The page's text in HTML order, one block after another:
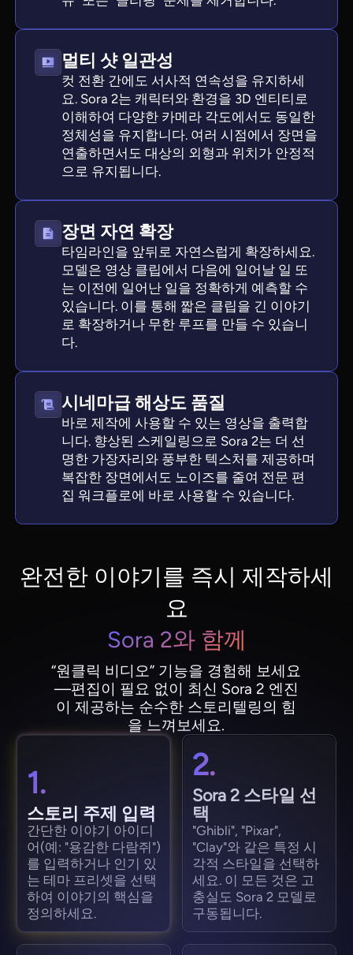
멀티 샷 일관성
컷 전환 간에도 서사적 연속성을 유지하세
요. Sora 2는 캐릭터와 환경을 3D 엔티티로
이해하여 다양한 카메라 각도에서도 동일한
정체성을 유지합니다. 여러 시점에서 장면을
연출하면서도 대상의 외형과 위치가 안정적
으로 유지됩니다.
장면 자연 확장
타임라인을 앞뒤로 자연스럽게 확장하세요.
모델은 영상 클립에서 다음에 일어날 일 또
는 이전에 일어난 일을 정확하게 예측할 수
있습니다. 이를 통해 짧은 클립을 긴 이야기
로 확장하거나 무한 루프를 만들 수 있습니
다.
시네마급 해상도 품질
바로 제작에 사용할 수 있는 영상을 출력합
니다. 향상된 스케일링으로 Sora 2는 더 선
명한 가장자리와 풍부한 텍스처를 제공하며
복잡한 장면에서도 노이즈를 줄여 전문 편
집 워크플로에 바로 사용할 수 있습니다.
완전한 이야기를 즉시 제작하세
요
Sora 2와 함께
“원클릭 비디오” 기능을 경험해 보세요
—편집이 필요 없이 최신 Sora 2 엔진
이 제공하는 순수한 스토리텔링의 힘
을 느껴보세요.
1.
스토리 주제 입력
간단한 이야기 아이디
어(예: "용감한 다람쥐")
를 입력하거나 인기 있
는 테마 프리셋을 선택
하여 이야기의 핵심을
정의하세요.
2.
Sora 2 스타일 선
택
"Ghibli", "Pixar",
"Clay"와 같은 특정 시
각적 스타일을 선택하
세요. 이 모든 것은 고
충실도 Sora 2 모델로
구동됩니다.